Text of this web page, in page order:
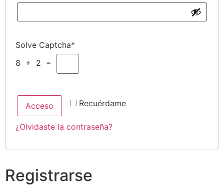
Solve Captcha*
8 + 2 =
Recuérdame
Acceso
¿Olvidaste la contraseña?
Registrarse